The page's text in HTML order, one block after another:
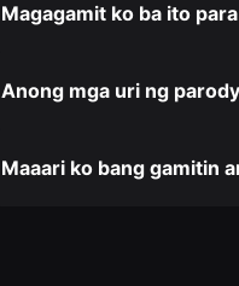
Magagamit ko ba ito
Anong mga uri ng
Maaari ko bang gamitin